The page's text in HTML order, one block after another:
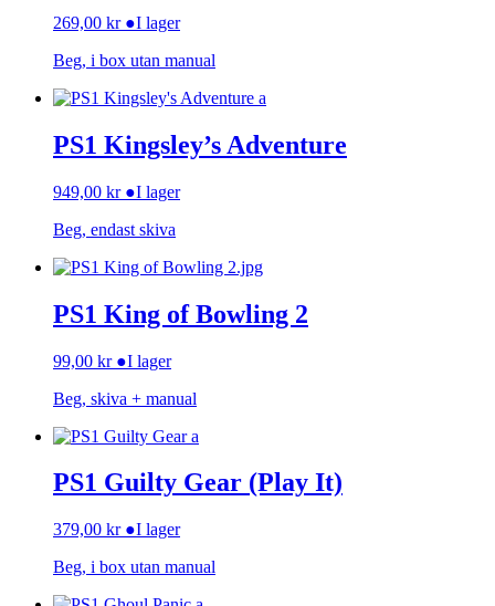
269,00 kr ●I lager
Beg, i box utan manual
PS1 Kingsley’s Adventure
949,00 kr ●I lager
Beg, endast skiva
PS1 King of Bowling 2
99,00 kr ●I lager
Beg, skiva + manual
PS1 Guilty Gear (Play It)
379,00 kr ●I lager
Beg, i box utan manual